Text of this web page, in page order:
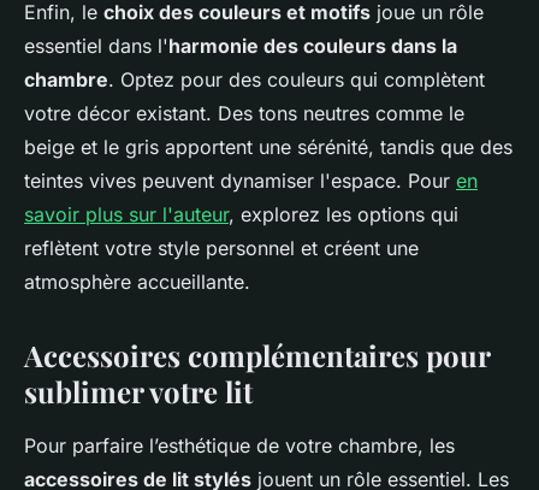
Enfin, le choix des couleurs et motifs joue un rôle
essentiel dans l'harmonie des couleurs dans la
chambre. Optez pour des couleurs qui complètent
votre décor existant. Des tons neutres comme le
beige et le gris apportent une sérénité, tandis que des
teintes vives peuvent dynamiser l'espace. Pour en
savoir plus sur l'auteur, explorez les options qui
reflètent votre style personnel et créent une
atmosphère accueillante.
Accessoires complémentaires pour
sublimer votre lit
Pour parfaire l’esthétique de votre chambre, les
accessoires de lit stylés jouent un rôle essentiel. Les